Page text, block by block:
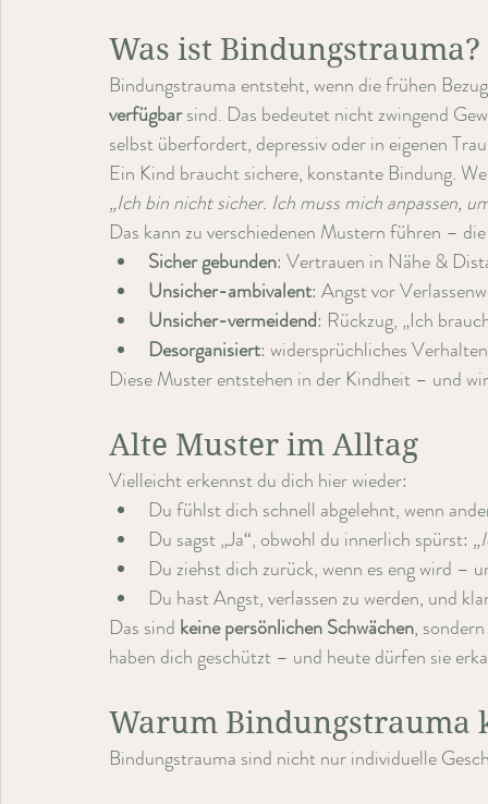
Was ist Bindungstrauma?
Bindungstrauma entsteht, wenn die frühen
verfügbar sind. Das bedeutet nicht zwingend
selbst überfordert, depressiv oder in eigenen
Ein Kind braucht sichere, konstante Bindung.
„Ich bin nicht sicher. Ich muss mich anpassen,
Das kann zu verschiedenen Mustern führen –
Sicher gebunden: Vertrauen in Nähe &
Unsicher-ambivalent: Angst vor
Unsicher-vermeidend: Rückzug, „Ich
Desorganisiert: widersprüchliches
Diese Muster entstehen in der Kindheit – und
Alte Muster im Alltag
Vielleicht erkennst du dich hier wieder:
Du fühlst dich schnell abgelehnt, wenn
Du sagst „Ja“, obwohl du innerlich spürst:
Du ziehst dich zurück, wenn es eng wird –
Du hast Angst, verlassen zu werden, und
Das sind keine persönlichen Schwächen,
haben dich geschützt – und heute dürfen sie
Warum Bindungstrauma
Bindungstrauma sind nicht nur individuelle